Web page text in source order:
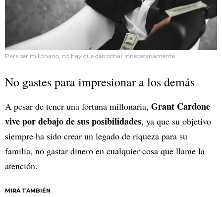
Para ser millonario, no hay que derrochar innecesariamente.
No gastes para impresionar a los demás
A pesar de tener una fortuna millonaria, Grant Cardone
vive por debajo de sus posibilidades, ya que su objetivo
siempre ha sido crear un legado de riqueza para su
familia, no gastar dinero en cualquier cosa que llame la
atención.
MIRA TAMBIÉN